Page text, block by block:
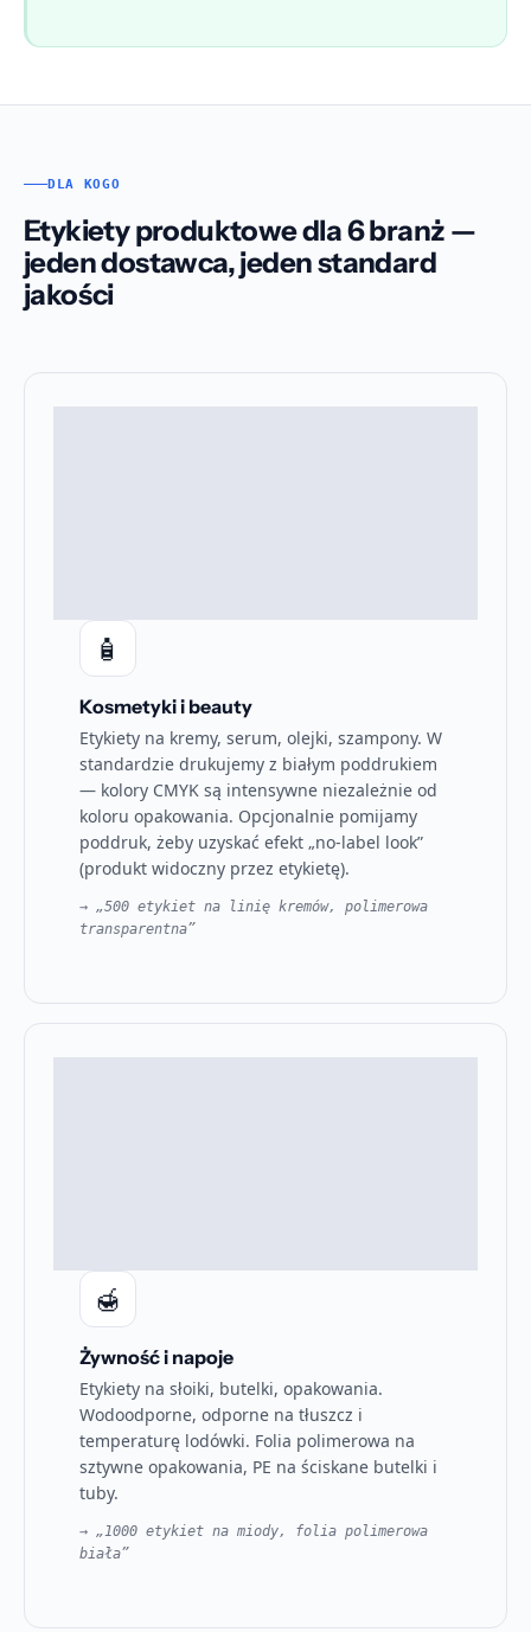
DLA KOGO
Etykiety produktowe dla 6 branż —
jeden dostawca, jeden standard
jakości
🧴
Kosmetyki i beauty
Etykiety na kremy, serum, olejki, szampony. W
standardzie drukujemy z białym poddrukiem
— kolory CMYK są intensywne niezależnie od
koloru opakowania. Opcjonalnie pomijamy
poddruk, żeby uzyskać efekt „no-label look”
(produkt widoczny przez etykietę).
→ „500 etykiet na linię kremów, polimerowa
transparentna”
🍯
Żywność i napoje
Etykiety na słoiki, butelki, opakowania.
Wodoodporne, odporne na tłuszcz i
temperaturę lodówki. Folia polimerowa na
sztywne opakowania, PE na ściskane butelki i
tuby.
→ „1000 etykiet na miody, folia polimerowa
biała”